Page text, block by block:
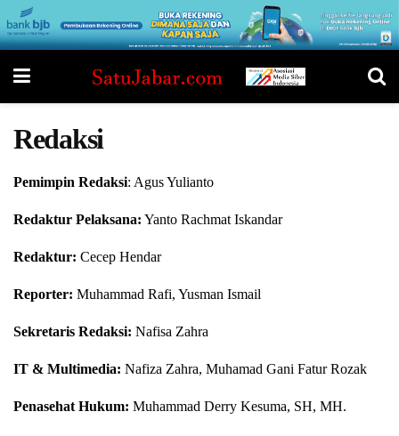
Redaksi
Pemimpin Redaksi: Agus Yulianto
Redaktur Pelaksana: Yanto Rachmat Iskandar
Redaktur: Cecep Hendar
Reporter: Muhammad Rafi, Yusman Ismail
Sekretaris Redaksi: Nafisa Zahra
IT & Multimedia: Nafiza Zahra, Muhamad Gani Fatur Rozak
Penasehat Hukum: Muhammad Derry Kesuma, SH, MH.